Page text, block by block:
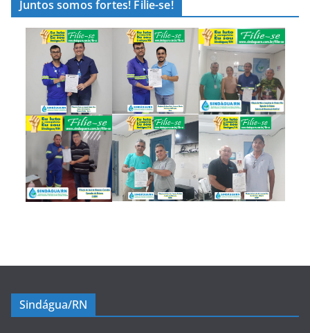
Juntos somos fortes! Filie-se!
Sindágua/RN